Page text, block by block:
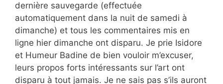
dernière sauvegarde (effectuée
automatiquement dans la nuit de samedi à
dimanche) et tous les commentaires mis en
ligne hier dimanche ont disparu. Je prie Isidore
et Humeur Badine de bien vouloir m’excuser,
leurs propos forts intéressants sur l’art ont
disparu à tout jamais. Je ne sais pas s’ils auront